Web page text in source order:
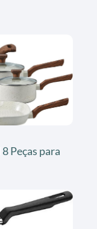
Peças para